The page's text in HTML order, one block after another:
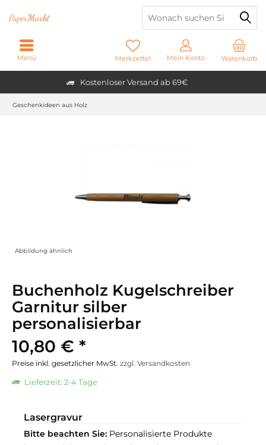
Kostenloser Versand ab 69€
PaperMarkt
Warenkorb
Merkzettel Mein Konto
Menü
Geschenkideen aus Holz
Abbildung ähnlich
Buchenholz Kugelschreiber
Garnitur silber
personalisierbar
10,80 € *
Preise inkl. gesetzlicher MwSt. zzgl. Versandkosten
Lieferzeit: 2-4 Tage
Lasergravur
Bitte beachten Sie: Personalisierte Produkte